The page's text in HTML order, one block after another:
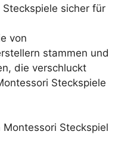
sicher für
von
stammen und
die verschluckt
Steckspiele
Montessori Steckspiel